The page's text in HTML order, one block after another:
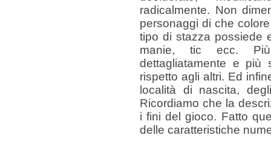
radicalmente. Non
personaggi di che
tipo di stazza possiede
manie, tic ecc.
dettagliatamente e più
rispetto agli altri. Ed
località di nascita,
Ricordiamo che la
i fini del gioco. Fatto
delle caratteristiche